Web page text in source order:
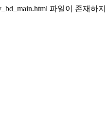
파일이 존재하